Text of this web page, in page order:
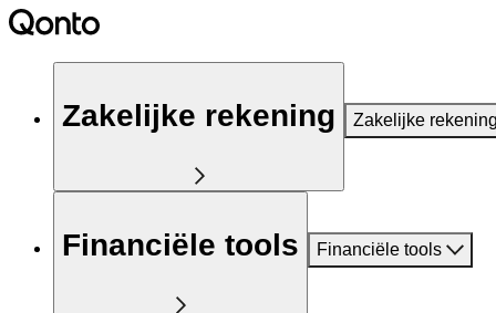
Zakelijke rekening Zakelijke
Financiële tools Financiële tools